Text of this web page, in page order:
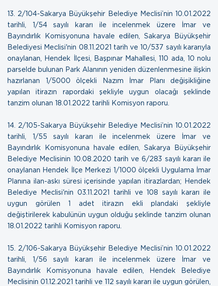
13.
2/104-Sakarya Büyükşehir Belediye Meclisi’nin 10.01.2022
tarihli, 1/54 sayılı kararı ile incelenmek üzere İmar ve
Bayındırlık Komisyonuna havale edilen, Sakarya Büyükşehir
Belediyesi Meclisi'nin 08.11.2021 tarih ve 10/537 sayılı kararıyla
onaylanan, Hendek İlçesi, Başpınar Mahallesi, 110 ada, 10 nolu
parselde bulunan Park Alanının yeniden düzenlenmesine ilişkin
hazırlanan 1/5000 ölçekli Nazım İmar Planı değişikliğine
yapılan itirazın rapordaki şekliyle uygun olacağı şeklinde
tanzim olunan 18.01.2022 tarihli Komisyon raporu
14. 2/105-Sakarya Büyükşehir Belediye Meclisi’nin 10.01.2022
tarihli, 1/55 sayılı kararı ile incelenmek üzere İmar ve
Bayındırlık Komisyonuna havale edilen, Sakarya Büyükşehir
Belediye Meclisinin 10.08.2020 tarih ve 6/283 sayılı kararı ile
onaylanan Hendek İlçe Merkezi 1/1000 ölçekli Uygulama İmar
Planına ilan-askı süresi içerisinde yapılan itirazlardan; Hendek
Belediye Meclisi'nin 03.11.2021 tarihli ve 108 sayılı kararı ile
uygun görülen 1 adet itirazın ekli plandaki şekliyle
değiştirilerek kabulünün uygun olduğu şeklinde tanzim olunan
18.01.2022 tarihli Komisyon raporu
15.
2/106-Sakarya Büyükşehir Belediye Meclisi’nin 10.01.2022
tarihli, 1/56 sayılı kararı ile incelenmek üzere İmar ve
Bayındırlık Komisyonuna havale edilen, Hendek Belediye
Meclisinin 01.12.2021 tarihli ve 112 sayılı kararı ile uygun görülen,